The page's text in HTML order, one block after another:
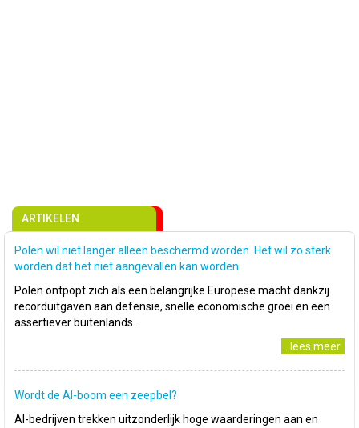
ARTIKELEN
Polen wil niet langer alleen beschermd worden. Het wil zo sterk
worden dat het niet aangevallen kan worden
Polen ontpopt zich als een belangrijke Europese macht dankzij
recorduitgaven aan defensie, snelle economische groei en een
assertiever buitenlands..
..lees meer
Wordt de AI-boom een zeepbel?
AI-bedrijven trekken uitzonderlijk hoge waarderingen aan en